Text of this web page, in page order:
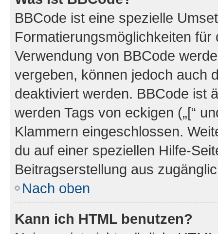
BBCode ist eine spezielle
Formatierungsmöglichkeiten
Verwendung von BBCode
vergeben, können jedoch auch
deaktiviert werden. BBCode ist
werden Tags von eckigen („[“
Klammern eingeschlossen.
du auf einer speziellen Hilfe-
Beitragserstellung aus
Nach oben
Kann ich HTML benutzen?